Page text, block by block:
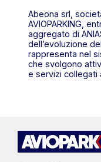
Abeona srl,
AVIOPARKING,
aggregato di
dell’evoluzione
rappresenta nel
che svolgono
e servizi collegati